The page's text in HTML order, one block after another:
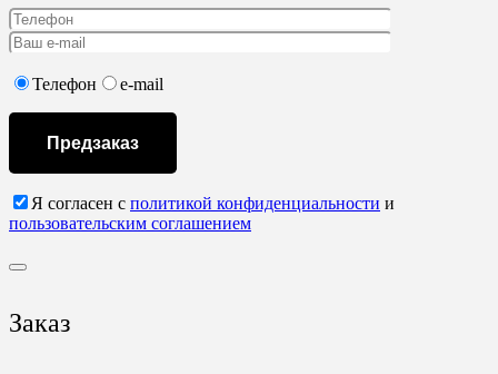
Телефон e-mail
Предзаказ
Я согласен с политикой конфиденциальности и
пользовательским соглашением
Заказ